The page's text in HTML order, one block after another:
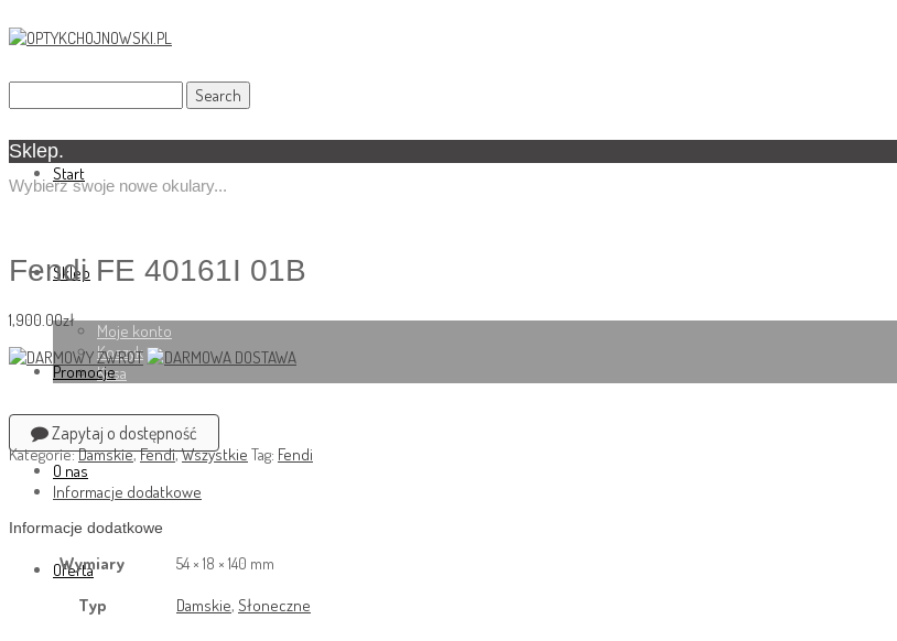
Start
Sklep
Moje konto
Koszyk
Kasa
Promocje
O nas
Oferta
Sklep.
Wybierz swoje nowe okulary...
Fendi FE 40161I 01B
1,900.00zł
Zapytaj o dostępność
Kategorie:Damskie,Fendi,Wszystkie Tag: Fendi
Informacje dodatkowe
Informacje dodatkowe
Wymiary
54 × 18 × 140 mm
Typ
Damskie, Słoneczne